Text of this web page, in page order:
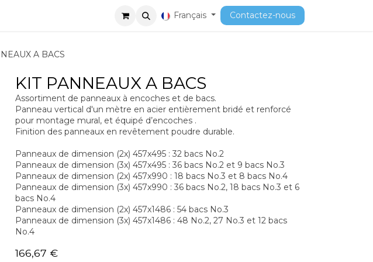
Recrutement Cours Français Contactez-nous
A BACS
KIT PANNEAUX A BACS
Assortiment de panneaux à encoches et de bacs.
Panneau vertical d'un mètre en acier entièrement bridé et renforcé
pour montage mural, et équipé d’encoches .
Finition des panneaux en revêtement poudre durable.
Panneaux de dimension (2x) 457x495 : 32 bacs No.2
Panneaux de dimension (3x) 457x495 : 36 bacs No.2 et 9 bacs No.3
Panneaux de dimension (2x) 457x990 : 18 bacs No.3 et 8 bacs No.4
Panneaux de dimension (3x) 457x990 : 36 bacs No.2, 18 bacs No.3 et 6
bacs No.4
Panneaux de dimension (2x) 457x1486 : 54 bacs No.3
Panneaux de dimension (3x) 457x1486 : 48 No.2, 27 No.3 et 12 bacs
No.4
166,67 €